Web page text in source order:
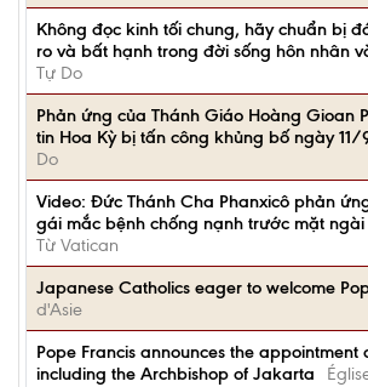
Không đọc kinh tối chung, hãy chuẩn bị
ro và bất hạnh trong đời sống hôn nhân
Tự Do
Phản ứng của Thánh Giáo Hoàng Gioan
tin Hoa Kỳ bị tấn công khủng bố ngày
Do
Video: Đức Thánh Cha Phanxicô phản
gái mắc bệnh chống nạnh trước mặt ngài
Từ Vatican
Japanese Catholics eager to welcome
d'Asie
Pope Francis announces the appointment
including the Archbishop of Jakarta